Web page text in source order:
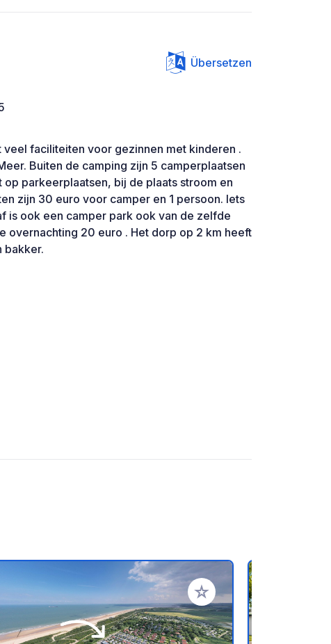
Übersetzen
veel faciliteiten voor gezinnen met kinderen .
Buiten de camping zijn 5 camperplaatsen
op parkeerplaatsen, bij de plaats stroom en
zijn 30 euro voor camper en 1 persoon. Iets
is ook een camper park ook van de zelfde
overnachting 20 euro . Het dorp op 2 km heeft
bakker.
hinzufügen Zu Ihren Favoriten